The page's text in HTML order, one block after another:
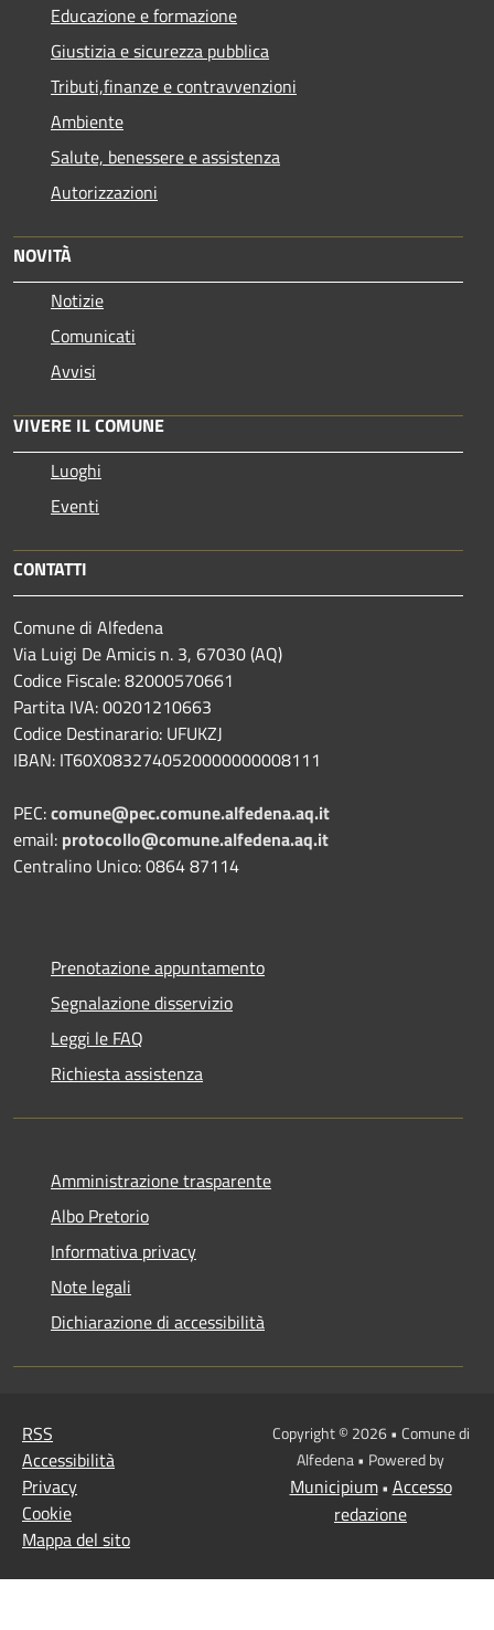
Educazione e formazione
Giustizia e sicurezza pubblica
Tributi,finanze e contravvenzioni
Ambiente
Salute, benessere e assistenza
Autorizzazioni
NOVITÀ
Notizie
Comunicati
Avvisi
VIVERE IL COMUNE
Luoghi
Eventi
CONTATTI
Comune di Alfedena
Via Luigi De Amicis n. 3, 67030 (AQ)
Codice Fiscale: 82000570661
Partita IVA: 00201210663
Codice Destinarario: UFUKZJ
IBAN: IT60X0832740520000000008111
PEC:comune@pec.comune.alfedena.aq.it
email: protocollo@comune.alfedena.aq.it
Centralino Unico: 0864 87114
Prenotazione appuntamento
Segnalazione disservizio
Leggi le FAQ
Richiesta assistenza
Amministrazione trasparente
Albo Pretorio
Informativa privacy
Note legali
Dichiarazione di accessibilità
RSS
Accessibilità
Privacy
Cookie
Mappa del sito
Copyright © 2026 • Comune di
Alfedena • Powered by
Municipium• Accesso
redazione